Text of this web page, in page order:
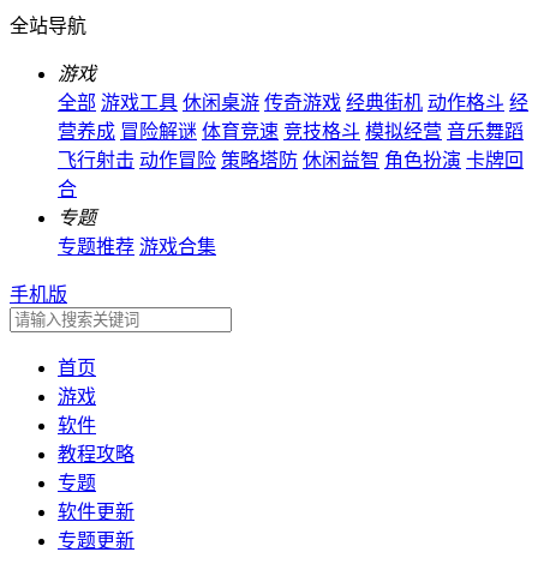
全站导航
游戏
全部 游戏工具 休闲桌游 传奇游戏 经典街机 动作格斗 经
营养成 冒险解谜 体育竞速 竞技格斗 模拟经营 音乐舞蹈
飞行射击 动作冒险 策略塔防 休闲益智 角色扮演 卡牌回
合
专题
专题推荐 游戏合集
手机版
首页
游戏
软件
教程攻略
专题
软件更新
专题更新